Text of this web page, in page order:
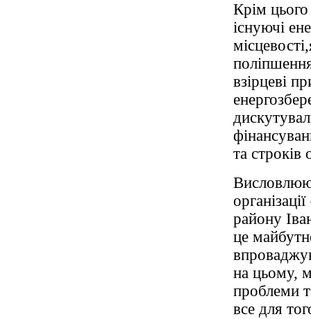
Крім
існуючі
взірцеві
та строків
району
це
на цьому,
проблеми
все для